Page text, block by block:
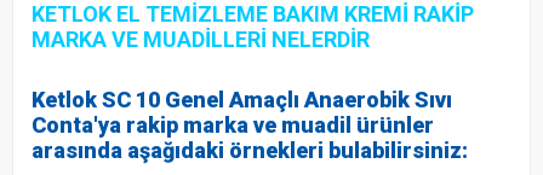
KETLOK EL TEMİZLEME BAKIM KREMİ RAKİP
MARKA VE MUADİLLERİ NELERDİR
Ketlok SC 10 Genel Amaçlı Anaerobik Sıvı
Conta'ya rakip marka ve muadil ürünler
arasında aşağıdaki örnekleri bulabilirsiniz: